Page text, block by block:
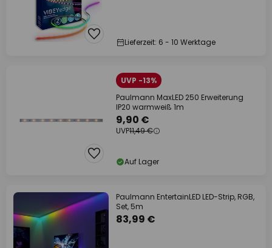
Lieferzeit: 6 - 10 Werktage
UVP -13%
Paulmann MaxLED 250 Erweiterung
IP20 warmweiß 1m
9,90 €
UVP11,49 €
Auf Lager
Paulmann EntertainLED LED-Strip, RGB,
Set, 5m
83,99 €